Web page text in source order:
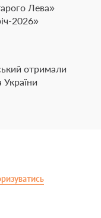
Лева»
2026»
отримали